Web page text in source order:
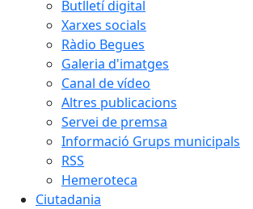
Butlletí digital
Xarxes socials
Ràdio Begues
Galeria d'imatges
Canal de vídeo
Altres publicacions
Servei de premsa
Informació Grups municipals
RSS
Hemeroteca
Ciutadania